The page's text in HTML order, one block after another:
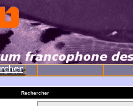
Rechercher